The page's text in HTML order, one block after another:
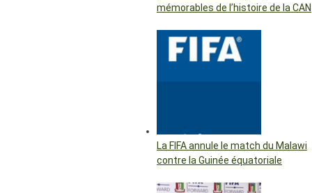
mémorables de l’histoire de la CAN
La FIFA annule le match du Malawi
contre la Guinée équatoriale